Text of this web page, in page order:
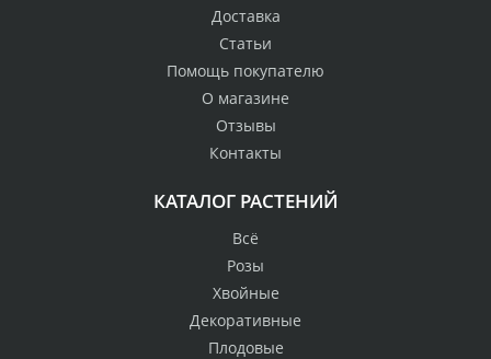
Доставка
Статьи
Помощь покупателю
О магазине
Отзывы
Контакты
КАТАЛОГ РАСТЕНИЙ
Всё
Розы
Хвойные
Декоративные
Плодовые